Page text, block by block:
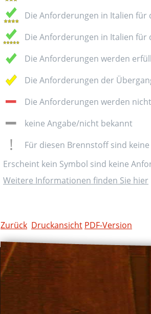
Die Anforderungen in Italien für
Die Anforderungen in Italien für
Die Anforderungen werden
Die Anforderungen der
Die Anforderungen werden
keine Angabe/nicht bekannt
Für diesen Brennstoff sind
Erscheint kein Symbol sind keine
Weitere Informationen finden Sie hier
Zurück Druckansicht PDF-Version